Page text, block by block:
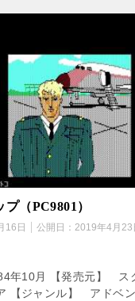
（PC9801）
16日 公開日： 2019年4月23
年10月 【発売元】 ス
【ジャンル】 アドベン